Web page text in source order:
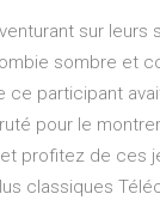
sur
sombre et
participant
pour le
profitez de ces
classiques